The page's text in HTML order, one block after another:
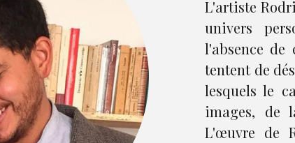
L'artiste
univers
l'absence
tentent de
lesquels le
images, de
L'œuvre de